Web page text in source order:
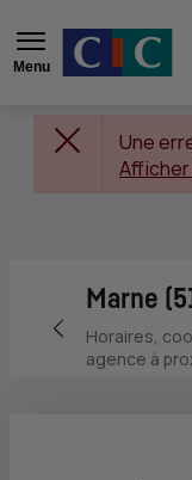
Menu
Une
Retour vers la
Marne
Horaires,
agence à